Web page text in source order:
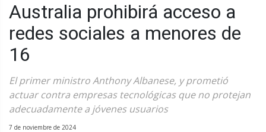
Australia prohibirá acceso a
redes sociales a menores de
16
El primer ministro Anthony Albanese, y prometió
actuar contra empresas tecnológicas que no protejan
adecuadamente a jóvenes usuarios
7 de noviembre de 2024